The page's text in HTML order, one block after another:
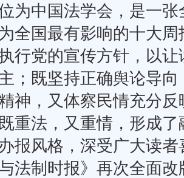
为中国法学会，是一
全国最有影响的十大
行党的宣传方针，以
；既坚持正确舆论导
神，又体察民情充分
重法，又重情，形成
报风格，深受广大读
与法制时报》再次全面